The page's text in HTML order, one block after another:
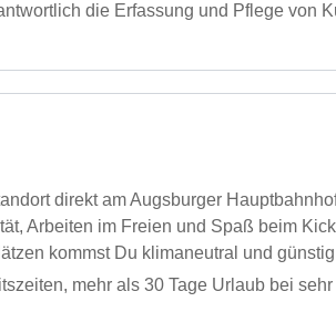
die Erfassung und Pflege von
direkt am Augsburger
Arbeiten im Freien und Spaß beim
kommst Du klimaneutral und
mehr als 30 Tage Urlaub bei